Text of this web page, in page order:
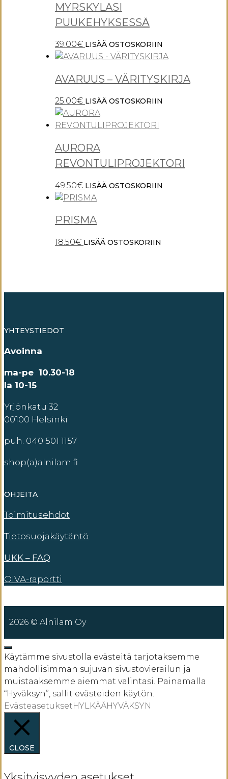
MYRSKYLASI
PUUKEHYKSESSÄ
39.00€ LISÄÄ OSTOSKORIIN
AVARUUS – VÄRITYSKIRJA
25.00€ LISÄÄ OSTOSKORIIN
AURORA
REVONTULIPROJEKTORI
49.50€ LISÄÄ OSTOSKORIIN
PRISMA
18.50€ LISÄÄ OSTOSKORIIN
YHTEYSTIEDOT
Avoinna
ma-pe 10.30-18
la 10-15
Yrjönkatu 32
00100 Helsinki
puh. 040 501 1157
shop(a)alnilam.fi
OHJEITA
Toimitusehdot
Tietosuojakäytäntö
UKK – FAQ
OIVA-raportti
2026 © Alnilam Oy
SULJE
Käytämme sivustolla evästeitä tarjotaksemme
mahdollisimman sujuvan sivustovierailun ja
muistaaksemme aiemmat valintasi. Painamalla
“Hyväksyn”, sallit evästeiden käytön.
EvästeasetuksetHYLKÄÄHYVÄKSYN
CLOSE